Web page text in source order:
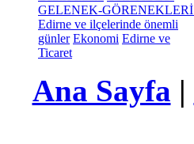
GELENEK-GÖRENEKLERİ
Edirne ve ilçelerinde önemli
günler Ekonomi Edirne ve
Ticaret
Ana Sayfa |